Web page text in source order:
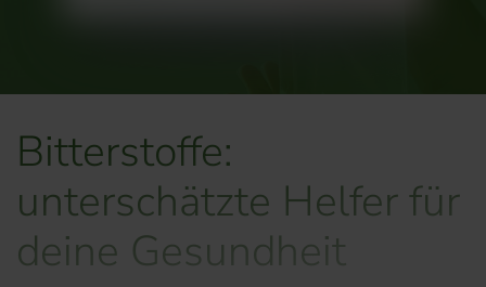
Bitterstoffe:
unterschätzte Helfer für
deine Gesundheit